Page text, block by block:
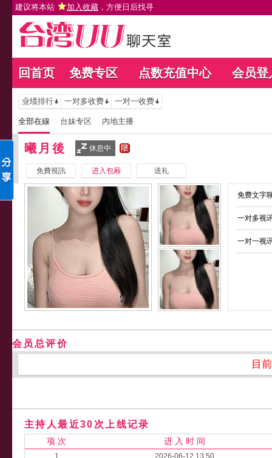
建议将本站 加入收藏 ，方便日后找寻
回首页 免费专区 点数充值中心 会员登
业绩排行 一对多收费 一对一收费
全部在線 台妹专区 內地主播
曦月後 休息中
免費視訊 进入包厢 送礼
免费文字
一对多视
一对一视
会员总评价
目
主持人最近30次上线记录
项 次 进 入 时 间
1
2026-06-12 13:50